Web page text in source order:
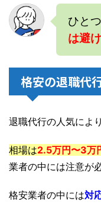
ひと
は避
格安の退職代
退職代行の人気によ
相場は2.5万円〜3万
業者の中には注意が
格安業者の中には対